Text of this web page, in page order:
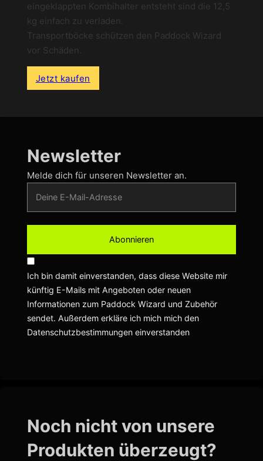
eingeklappten Kombihalter entsteht sind die 12,5
kg einfach zu verladen.
Transportböcke schützen den Paddock Wizard
vor Schäden.
Jetzt kaufen
Newsletter
Melde dich für unseren Newsletter an.
Abonnieren
Ich bin damit einverstanden, dass diese Website mir
künftig E-Mails mit Angeboten oder neuen
Informationen zum Paddock Wizard und Zubehör
sendet. Außerdem erkläre ich mich mich den
Datenschutzbestimmungen einverstanden
Noch nicht von unsere
Produkten überzeugt?